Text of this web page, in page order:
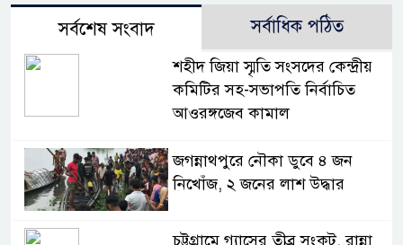
সর্বশেষ সংবাদ সর্বাধিক পঠিত
শহীদ জিয়া স্মৃতি সংসদের কেন্দ্রীয়
কমিটির সহ-সভাপতি নির্বাচিত
আওরঙ্গজেব কামাল
জগন্নাথপুরে নৌকা ডুবে ৪ জন
নিখোঁজ, ২ জনের লাশ উদ্ধার
চট্টগ্রামে গ্যাসের তীব্র সংকট, রান্না